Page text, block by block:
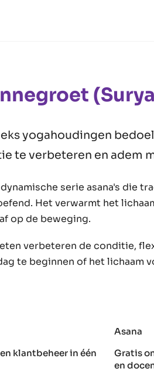
yogahoudingen
te verbeteren en adem
serie asana's die
Het verwarmt het
op de beweging.
verbeteren de conditie,
te beginnen of het lichaam
Asana
klantbeheer in één
Gratis
en